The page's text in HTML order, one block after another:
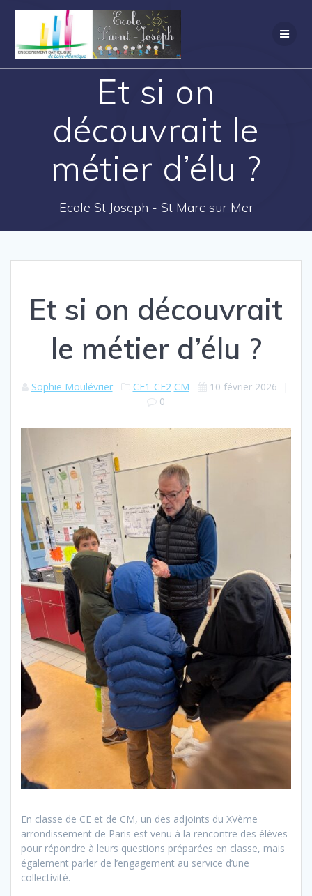
Et si on
découvrait le
métier d’élu ?
Ecole St Joseph - St Marc sur Mer
Et si on découvrait
le métier d’élu ?
Sophie Moulévrier CE1-CE2 CM 10 février 2026 |
0
En classe de CE et de CM, un des adjoints du XVème
arrondissement de Paris est venu à la rencontre des élèves
pour répondre à leurs questions préparées en classe, mais
également parler de l’engagement au service d’une
collectivité.